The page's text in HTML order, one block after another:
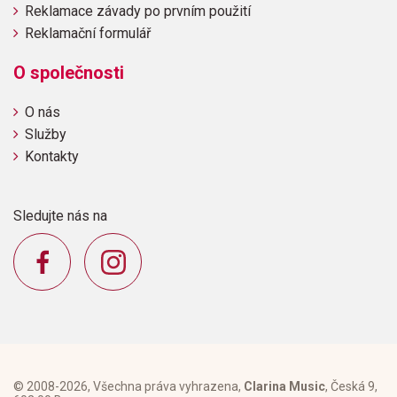
(L'Innocence) /W. H. Squire/
Reklamace závady po prvním použití
Reklamační formulář
O společnosti
O nás
Služby
Kontakty
Sledujte nás na
© 2008-2026, Všechna práva vyhrazena, Clarina Music, Česká 9,